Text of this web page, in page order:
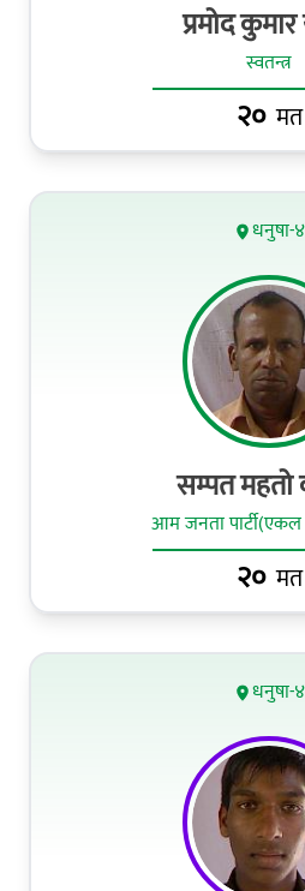
प्रमोद
स्वतन्त्र
२० मत
धनुषा-४
सम्‍पत महतो
आम जनता पार्टी(एकल
२० मत
धनुषा-४